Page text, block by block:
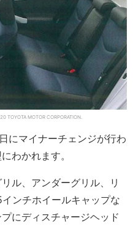
TOYOTA MOTOR CORPORATION.
にマイナーチェンジが行わ
わかれます。
ル、アンダーグリル、リ
ンチホイールキャップな
にディスチャージヘッド